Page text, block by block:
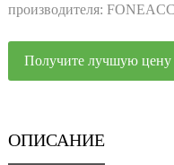
производителя:
Получите лучшую цену
ОПИСАНИЕ